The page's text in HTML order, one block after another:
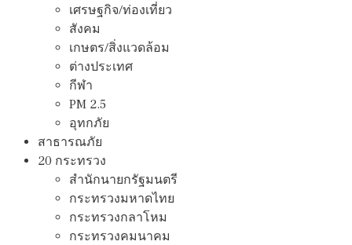
เศรษฐกิจ/ท่องเที่ยว
สังคม
เกษตร/สิ่งแวดล้อม
ต่างประเทศ
กีฬา
PM 2.5
อุทกภัย
สาธารณภัย
20 กระทรวง
สํานักนายกรัฐมนตรี
กระทรวงมหาดไทย
กระทรวงกลาโหม
กระทรวงคมนาคม